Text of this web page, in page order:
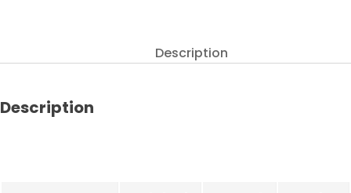
Turbo
quantity
Description
Description